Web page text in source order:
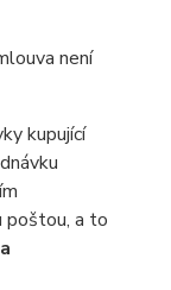
není
kupující
poštou, a to